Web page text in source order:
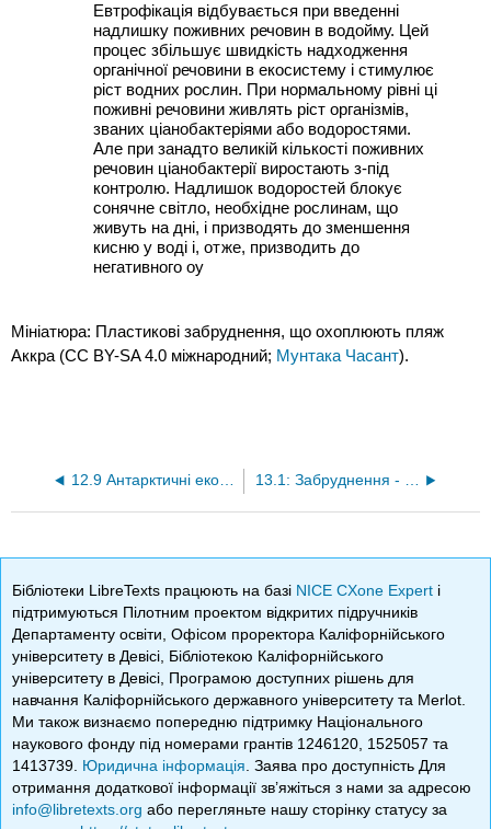
Евтрофікація відбувається при введенні
надлишку поживних речовин в водойму. Цей
процес збільшує швидкість надходження
органічної речовини в екосистему і стимулює
ріст водних рослин. При нормальному рівні ці
поживні речовини живлять ріст організмів,
званих ціанобактеріями або водоростями.
Але при занадто великій кількості поживних
речовин ціанобактерії виростають з-під
контролю. Надлишок водоростей блокує
сонячне світло, необхідне рослинам, що
живуть на дні, і призводять до зменшення
кисню у воді і, отже, призводить до
негативного оу
Мініатюра: Пластикові забруднення, що охоплюють пляж
Аккра (CC BY-SA 4.0 міжнародний; Мунтака Часант).
12.9 Антарктичні екосистеми 13.1: Забруднення - джерела та типи
Бібліотеки LibreTexts працюють на базі NICE CXone Expert і
підтримуються Пілотним проектом відкритих підручників
Департаменту освіти, Офісом проректора Каліфорнійського
університету в Девісі, Бібліотекою Каліфорнійського
університету в Девісі, Програмою доступних рішень для
навчання Каліфорнійського державного університету та Merlot.
Ми також визнаємо попередню підтримку Національного
наукового фонду під номерами грантів 1246120, 1525057 та
1413739. Юридична інформація . Заява про доступність Для
отримання додаткової інформації зв’яжіться з нами за адресою
info@libretexts.org або перегляньте нашу сторінку статусу за